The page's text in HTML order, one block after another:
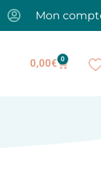
Mon
0,00€ 0